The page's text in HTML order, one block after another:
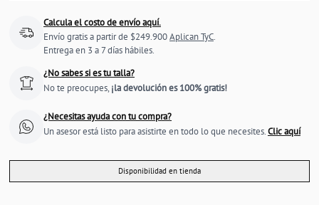
Calcula el costo de envío aquí.
Envío gratis a partir de $249.900Aplican TyC.
Entrega en 3 a 7 días hábiles.
¿No sabes si es tu talla?
No te preocupes, ¡la devolución es 100% gratis!
¿Necesitas ayuda con tu compra?
Un asesor está listo para asistirte en todo lo que necesites.Clic aquí
Disponibilidad en tienda